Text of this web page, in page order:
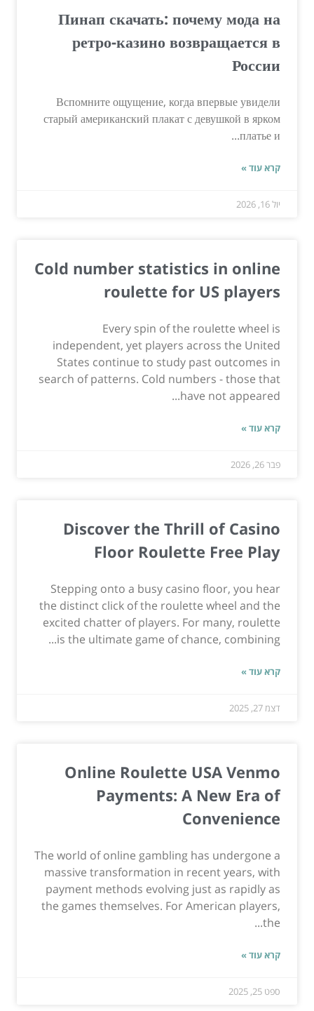
Пинап скачать: почему мода на
ретро-казино возвращается в
России
Вспомните ощущение, когда впервые увидели
старый американский плакат с девушкой в ярком
платье и...
קרא עוד »
יול 16, 2026
Cold number statistics in online
roulette for US players
Every spin of the roulette wheel is
independent, yet players across the United
States continue to study past outcomes in
search of patterns. Cold numbers - those that
have not appeared...
קרא עוד »
פבר 26, 2026
Discover the Thrill of Casino
Floor Roulette Free Play
Stepping onto a busy casino floor, you hear
the distinct click of the roulette wheel and the
excited chatter of players. For many, roulette
is the ultimate game of chance, combining...
קרא עוד »
דצמ 27, 2025
Online Roulette USA Venmo
Payments: A New Era of
Convenience
The world of online gambling has undergone a
massive transformation in recent years, with
payment methods evolving just as rapidly as
the games themselves. For American players,
the...
קרא עוד »
ספט 25, 2025